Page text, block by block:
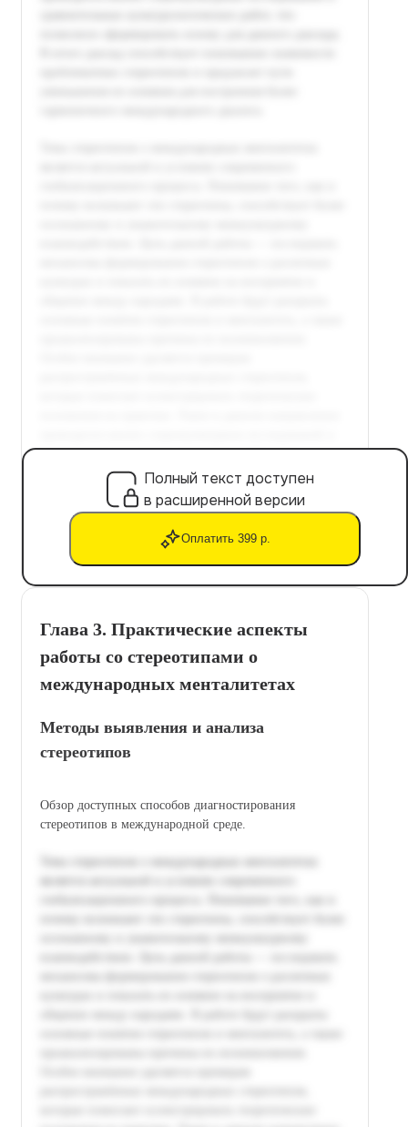
Полный текст доступен
в расширенной версии
Оплатить 399 р.
Глава 3. Практические аспекты
работы со стереотипами о
международных менталитетах
Методы выявления и анализа
стереотипов
Обзор доступных способов диагностирования
стереотипов в международной среде.